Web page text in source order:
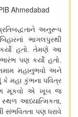
Ahmedabad
અનુરૂપ
ભાગલપુરથી
હતો.તેમણે આ
પણ કર્યો હતો.
મહાનુભવો અને
મહા કુંભના પવિત્ર
પગ મૂકવો એ ખૂબ જ
આધ્યાત્મિકતા,
સંભવિતતા પણ ધરાવે